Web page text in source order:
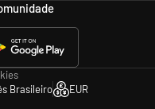
Brasileiro EUR